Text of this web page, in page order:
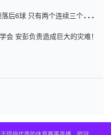
后6球 只有两个连续三个连续
会 安彭负责造成巨大的灾难！